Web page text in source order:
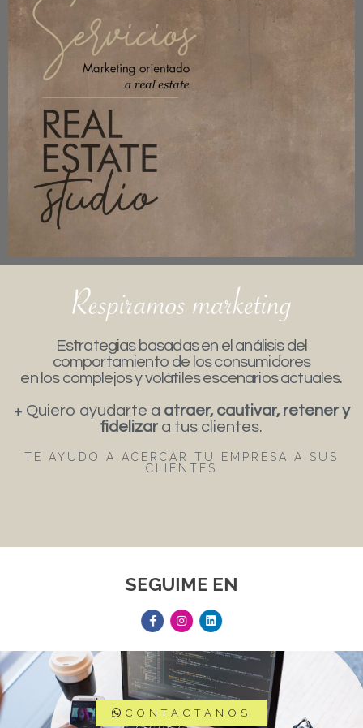
Estrategias basadas en el análisis del
comportamiento de los consumidores
en los complejos y volátiles escenarios actuales.
+ Quiero ayudarte a atraer, cautivar, retener y
fidelizar a tus clientes.
TE AYUDO A ACERCAR TU EMPRESA A SUS
CLIENTES
SEGUIME EN
CONTACTANOS